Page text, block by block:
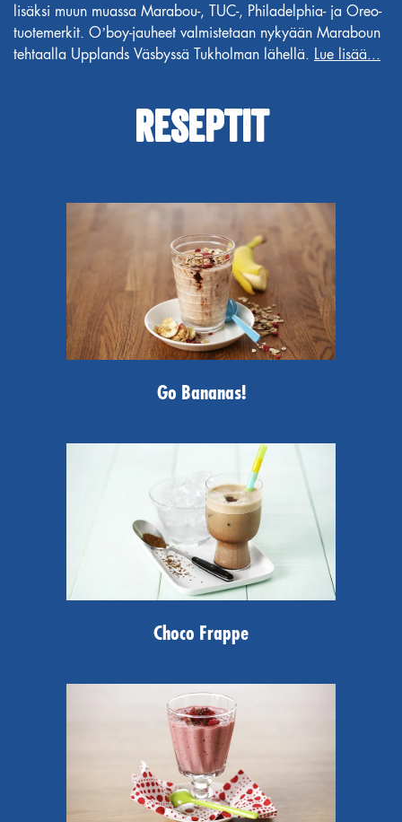
lisäksi muun muassa Marabou-, TUC-, Philadelphia- ja Oreo-
tuotemerkit. O’boy-jauheet valmistetaan nykyään Maraboun
tehtaalla Upplands Väsbyssä Tukholman lähellä. Lue lisää...
RESEPTIT
Go Bananas!
Choco Frappe